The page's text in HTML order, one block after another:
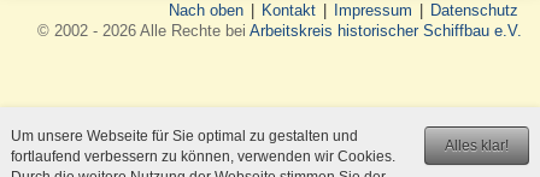
Nach oben Kontakt Impressum
Datenschutz
© 2002 - 2026 Alle Rechte bei Arbeitskreis historischer Schiffbau e.V.
Alles klar!
Um unsere Webseite für Sie optimal zu gestalten und
fortlaufend verbessern zu können, verwenden wir Cookies.